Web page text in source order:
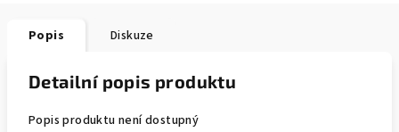
Popis Diskuze
Detailní popis produktu
Popis produktu není dostupný